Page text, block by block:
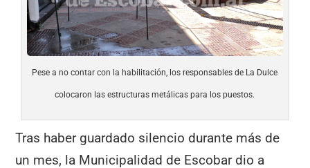
Pese a no contar con la habilitación, los responsables de La Dulce
colocaron las estructuras metálicas para los puestos.
Tras haber guardado silencio durante más de
un mes, la Municipalidad de Escobar dio a